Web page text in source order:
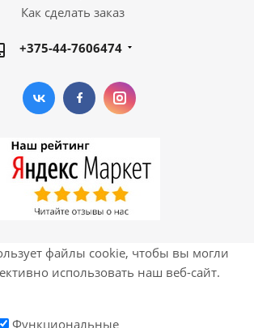
Как сделать заказ
+375-44-7606474
файлы cookie, чтобы вы могли
использовать наш веб-сайт.
Функциональные